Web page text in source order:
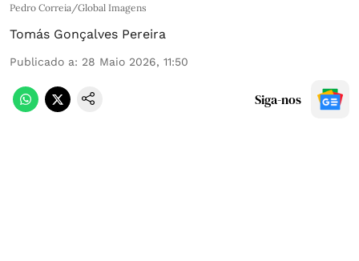
Pedro Correia/Global Imagens
Tomás Gonçalves Pereira
Publicado a: 28 Maio 2026, 11:50
Siga-nos